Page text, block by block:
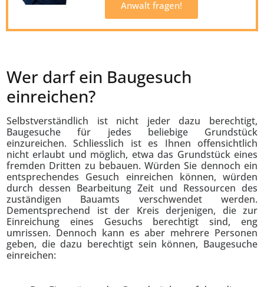
Anwalt fragen!
Wer darf ein Baugesuch
einreichen?
Selbstverständlich ist nicht jeder dazu berechtigt,
Baugesuche für jedes beliebige Grundstück
einzureichen. Schliesslich ist es Ihnen offensichtlich
nicht erlaubt und möglich, etwa das Grundstück eines
fremden Dritten zu bebauen. Würden Sie dennoch ein
entsprechendes Gesuch einreichen können, würden
durch dessen Bearbeitung Zeit und Ressourcen des
zuständigen Bauamts verschwendet werden.
Dementsprechend ist der Kreis derjenigen, die zur
Einreichung eines Gesuchs berechtigt sind, eng
umrissen. Dennoch kann es aber mehrere Personen
geben, die dazu berechtigt sein können, Baugesuche
einreichen: